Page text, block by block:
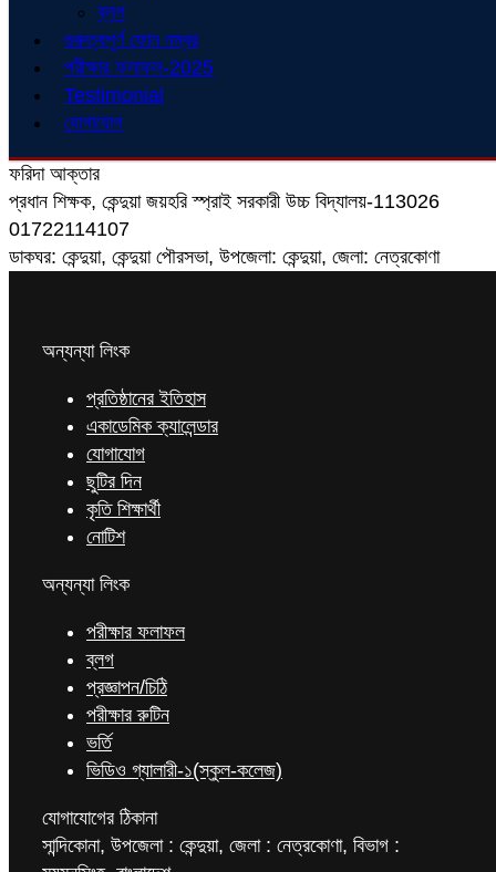
ব্লগ
গুরুত্বপূর্ণ ফোন নম্বর
পরীক্ষার ফলাফল-2025
Testimonial
যোগাযোগ
ফরিদা আক্তার
প্রধান শিক্ষক, কেন্দুয়া জয়হরি স্প্রাই সরকারী উচ্চ বিদ্যালয়-113026
01722114107
ডাকঘর: কেন্দুয়া, কেন্দুয়া পৌরসভা, উপজেলা: কেন্দুয়া, জেলা: নেত্রকোণা
অন্যন্যা লিংক
প্রতিষ্ঠানের ইতিহাস
একাডেমিক ক্যালেন্ডার
যোগাযোগ
ছুটির দিন
কৃতি শিক্ষার্থী
নোটিশ
অন্যন্যা লিংক
পরীক্ষার ফলাফল
ব্লগ
প্রজ্ঞাপন/চিঠি
পরীক্ষার রুটিন
ভর্তি
ভিডিও গ্যালারী-১(স্কুল-কলেজ)
যোগাযোগের ঠিকানা
সান্দিকোনা, উপজেলা : কেন্দুয়া, জেলা : নেত্রকোণা, বিভাগ :